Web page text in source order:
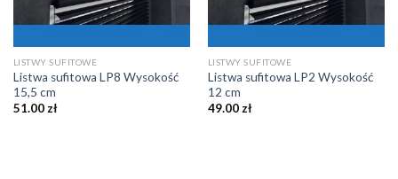
LISTWY SUFITOWE
Listwa sufitowa LP8 Wysokość
15,5 cm
51.00 zł
LISTWY SUFITOWE
Listwa sufitowa LP2 Wysokość
12 cm
49.00 zł